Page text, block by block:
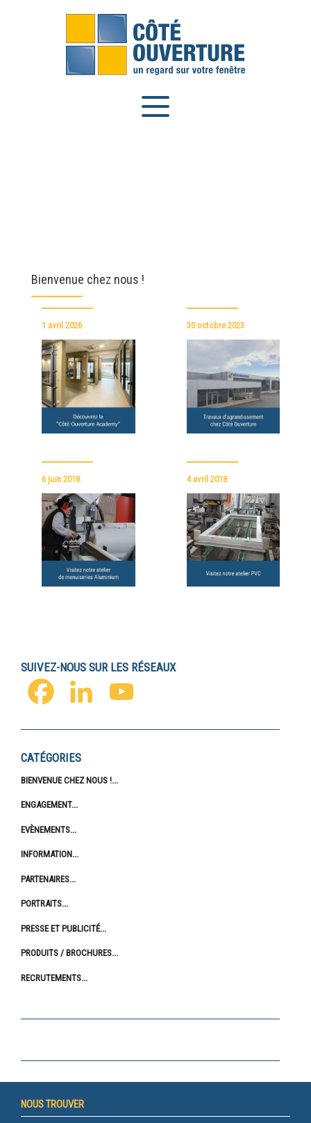
Bienvenue chez nous !
1 avril 2026 30 octobre 2023
6 juin 2018 4 avril 2018
SUIVEZ-NOUS SUR LES RÉSEAUX
FACEBOOKLINKEDINYOUTUBE
CATÉGORIES
BIENVENUE CHEZ NOUS !
ENGAGEMENT
EVÈNEMENTS
INFORMATION
PARTENAIRES
PORTRAITS
PRESSE ET PUBLICITÉ
PRODUITS / BROCHURES
RECRUTEMENTS
NOUS TROUVER